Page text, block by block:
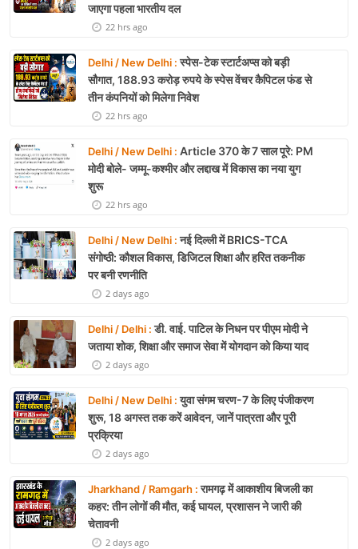
जाएगा पहला भारतीय दल
22 hrs ago
Delhi / New Delhi :स्पेस-टेक स्टार्टअप्स को बड़ी
सौगात, 188.93 करोड़ रुपये के स्पेस वेंचर कैपिटल फंड से
तीन कंपनियों को मिलेगा निवेश
22 hrs ago
Delhi / New Delhi : Article 370 के 7 साल पूरे: PM
मोदी बोले- जम्मू-कश्मीर और लद्दाख में विकास का नया युग
शुरू
22 hrs ago
Delhi / New Delhi :नई दिल्ली में BRICS-TCA
संगोष्ठी: कौशल विकास, डिजिटल शिक्षा और हरित तकनीक
पर बनी रणनीति
2 days ago
Delhi / Delhi :डी. वाई. पाटिल के निधन पर पीएम मोदी ने
जताया शोक, शिक्षा और समाज सेवा में योगदान को किया याद
2 days ago
Delhi / New Delhi :युवा संगम चरण-7 के लिए पंजीकरण
शुरू, 18 अगस्त तक करें आवेदन, जानें पात्रता और पूरी
प्रक्रिया
2 days ago
Jharkhand / Ramgarh :रामगढ़ में आकाशीय बिजली का
कहर: तीन लोगों की मौत, कई घायल, प्रशासन ने जारी की
चेतावनी
2 days ago